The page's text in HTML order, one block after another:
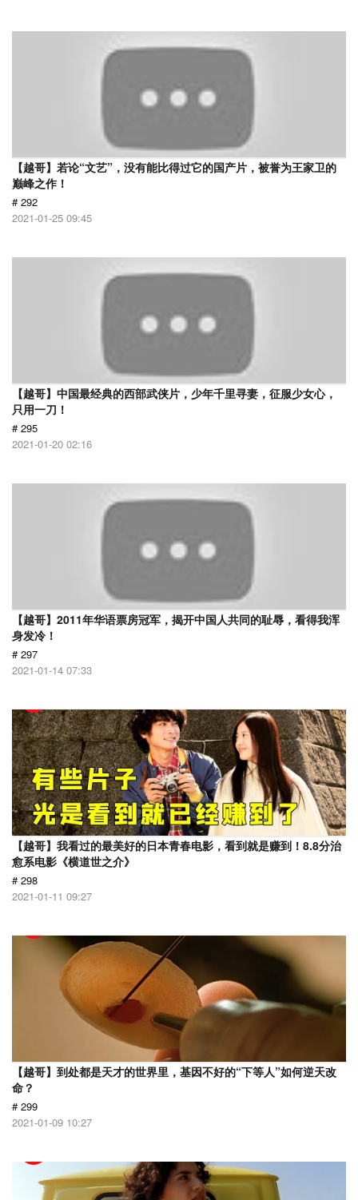
【越哥】若论“文艺”，没有能比得过它的国产片，被誉为王家卫的
巅峰之作！
# 292
2021-01-25 09:45
【越哥】中国最经典的西部武侠片，少年千里寻妻，征服少女心，
只用一刀！
# 295
2021-01-20 02:16
【越哥】2011年华语票房冠军，揭开中国人共同的耻辱，看得我浑
身发冷！
# 297
2021-01-14 07:33
【越哥】我看过的最美好的日本青春电影，看到就是赚到！8.8分治
愈系电影《横道世之介》
# 298
2021-01-11 09:27
【越哥】到处都是天才的世界里，基因不好的“下等人”如何逆天改
命？
# 299
2021-01-09 10:27